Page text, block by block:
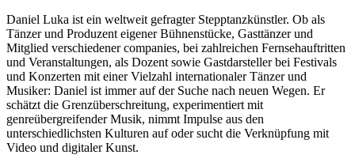
Daniel Luka ist ein weltweit gefragter Stepptanzkünstler. Ob als
Tänzer und Produzent eigener Bühnenstücke, Gasttänzer und
Mitglied verschiedener companies, bei zahlreichen Fernsehauftritten
und Veranstaltungen, als Dozent sowie Gastdarsteller bei Festivals
und Konzerten mit einer Vielzahl internationaler Tänzer und
Musiker: Daniel ist immer auf der Suche nach neuen Wegen. Er
schätzt die Grenzüberschreitung, experimentiert mit
genreübergreifender Musik, nimmt Impulse aus den
unterschiedlichsten Kulturen auf oder sucht die Verknüpfung mit
Video und digitaler Kunst.